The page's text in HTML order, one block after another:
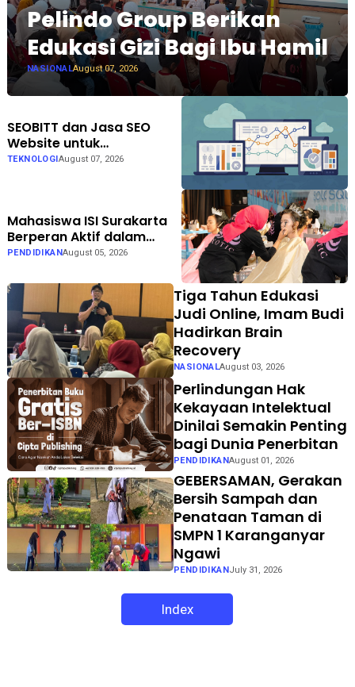
Pelindo Group Berikan
Edukasi Gizi Bagi Ibu Hamil
NASIONALAugust 07, 2026
SEOBITT dan Jasa SEO
Website untuk
Meningkatkan Trafik
TEKNOLOGIAugust 07, 2026
Mahasiswa ISI Surakarta
Berperan Aktif dalam
Persiapan hingga
LKP EXOTIC di Solo Square
PENDIDIKANAugust 05, 2026
Tiga Tahun Edukasi
Judi Online, Imam Budi
Hadirkan Brain
Recovery
NASIONALAugust 03, 2026
Perlindungan Hak
Kekayaan Intelektual
Dinilai Semakin Penting
bagi Dunia Penerbitan
PENDIDIKANAugust 01, 2026
GEBERSAMAN, Gerakan
Bersih Sampah dan
Penataan Taman di
SMPN 1 Karanganyar
Ngawi
PENDIDIKANJuly 31, 2026
Index